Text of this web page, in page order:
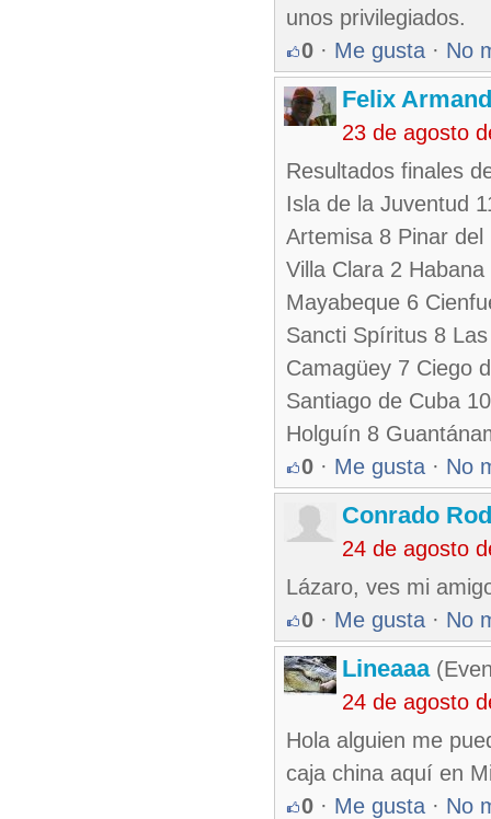
unos privilegiados.
0 · Me gusta · No
Felix
23 de agosto
Resultados finales
Isla de la Juventud
Artemisa 8 Pinar del
Villa Clara 2 Habana
Mayabeque 6
Sancti Spíritus 8
Camagüey 7 Ciego
Santiago de Cuba
Holguín 8
0 · Me gusta · No
Conrado
24 de agosto
Lázaro, ves mi
0 · Me gusta · No
Lineaaa
24 de agosto
Hola alguien me
caja china aquí en
0 · Me gusta · No